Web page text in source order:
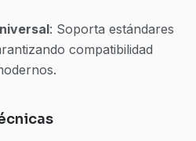
: Soporta estándares
compatibilidad